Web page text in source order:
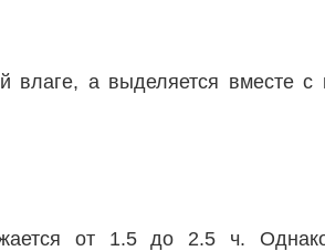
влаге, а выделяется вместе
от 1.5 до 2.5 ч.